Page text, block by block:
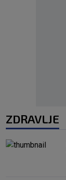
ZDRAVLJE